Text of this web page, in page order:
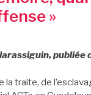
»
publiée
traite, de